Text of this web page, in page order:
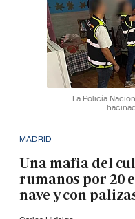
La Policía
MADRID
Una mafia del
rumanos por 20
nave y con